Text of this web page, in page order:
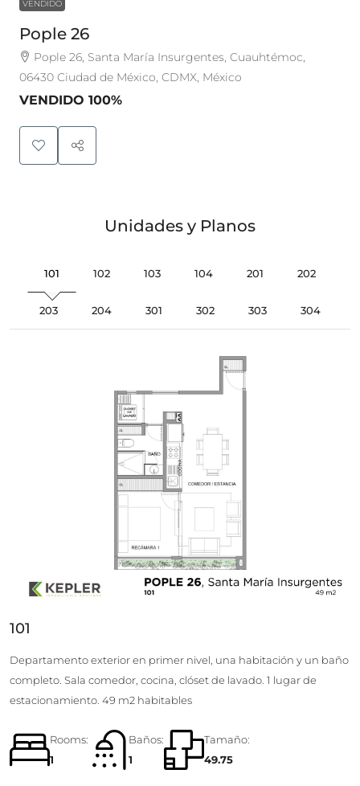
VENDIDO
Pople 26
Pople 26, Santa María Insurgentes, Cuauhtémoc,
06430 Ciudad de México, CDMX, México
VENDIDO 100%
Unidades y Planos
101 102 103 104 201 202
203 204 301 302 303 304
101
Departamento exterior en primer nivel, una habitación y un baño
completo. Sala comedor, cocina, clóset de lavado. 1 lugar de
estacionamiento. 49 m2 habitables
Rooms:
1
Baños:
1
Tamaño:
49.75